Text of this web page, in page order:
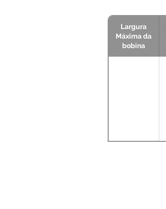
Largura
Máxima da
bobina